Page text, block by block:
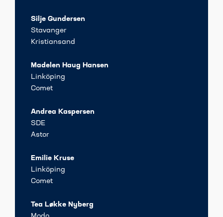
Silje Gundersen
Stavanger
Kristiansand
Madelen Haug Hansen
Linköping
Comet
Andrea Kaspersen
SDE
Astor
Emilie Kruse
Linköping
Comet
Tea Løkke Nyberg